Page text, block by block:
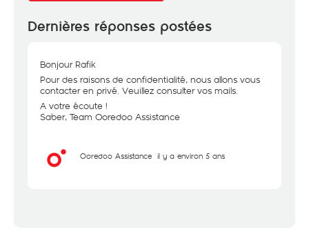
Dernières réponses postées
Bonjour Rafik
Pour des raisons de confidentialité, nous allons vous
contacter en privé. Veuillez consulter vos mails.
A votre écoute !
Saber, Team Ooredoo Assistance
Ooredoo Assistance il y a environ 5 ans